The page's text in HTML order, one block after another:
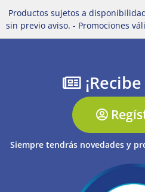
Productos sujetos a
sin previo aviso. - Promociones
Siempre tendrás novedades y